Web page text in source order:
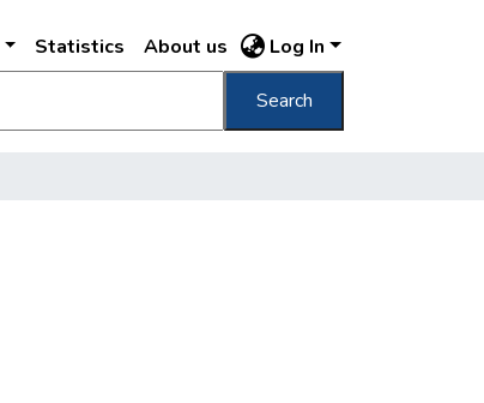
Statistics About us Log In
Search